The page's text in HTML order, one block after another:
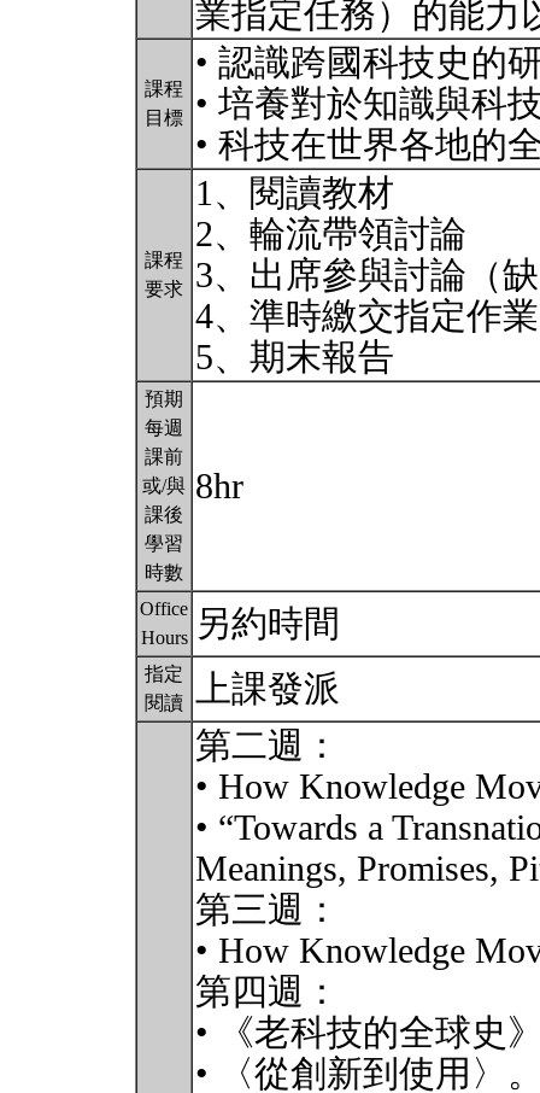
業指定任務）的能
課程
目標
• 認識跨國科技史的
• 培養對於知識與科
• 科技在世界各地的
課程
要求
1、閱讀教材
2、輪流帶領討論
3、出席參與討論（
4、準時繳交指定作業
5、期末報告
預期
每週
課前
或/與
課後
學習
時數
8hr
Office
Hours
另約時間
指定
閱讀 上課發派
第二週：
• How Knowledge
• “Towards a
Meanings, Promises,
第三週：
• How Knowledge
第四週：
• 《老科技的全球史
• 〈從創新到使用〉